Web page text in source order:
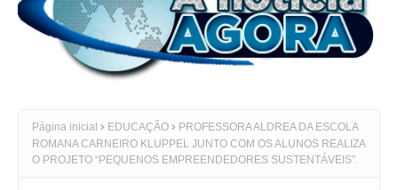
Página inicial EDUCAÇÃO
PROFESSORA ALDREA DA ESCOLA
ROMANA CARNEIRO KLUPPEL JUNTO COM OS ALUNOS REALIZA
O PROJETO “PEQUENOS EMPREENDEDORES SUSTENTÁVEIS”.